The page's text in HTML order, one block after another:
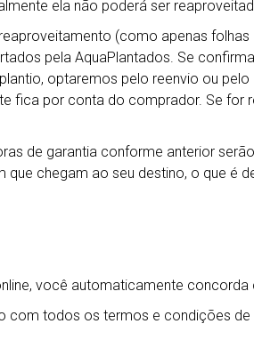
ela não poderá ser
(como apenas
pela AquaPlantados. Se
optaremos pelo reenvio ou
fica por conta do comprador. Se for
de garantia conforme anterior
que chegam ao seu destino, o que é
você automaticamente
com todos os termos e condições de